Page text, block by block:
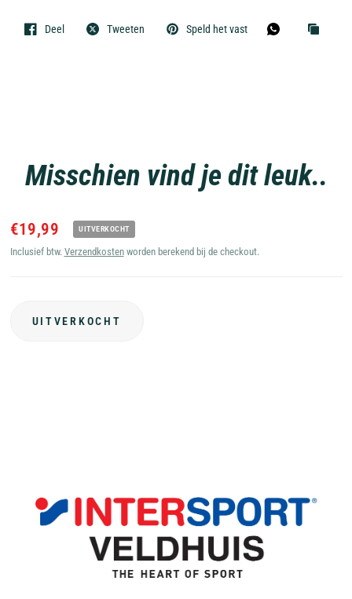
Deel Tweeten Speld het vast
Misschien vind je dit leuk..
€19,99 UITVERKOCHT
Inclusief btw. Verzendkostenworden berekend bij de checkout.
UITVERKOCHT